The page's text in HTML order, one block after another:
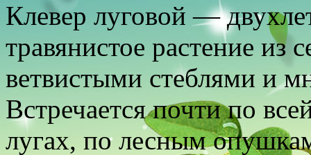
Клевер луговой —
травянистое растение из
ветвистыми стеблями и
Встречается почти по
лугах, по лесным